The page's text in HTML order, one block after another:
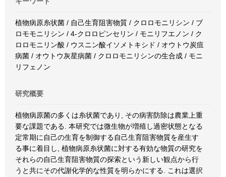
植物病原糸状菌 / 自己生育阻害物質 / クロロモニリシン / ブ
ロモモニリシン / 4-クロロピンセリン / モニリフエノン / ク
ロロモニリン酸 / ウスニン酸イソメトキシド / オウトウ炭疽
病菌 / オウトウ灰星病菌 / クロロモニリシンの生合成 / モニ
リフェノン
研究概要
植物病原菌の多くは糸状菌であり, その病害防除は農業上重
要な課題である. 本研究では微生物が増殖し過密状態となる
定常期に自己の生育を制御する自己生育阻害物質を産生す
る事に着目し, 植物病原糸状菌に対する有効な物質の研究を
それらの自己生育阻害物質の探索という新しい観点から行
うと共にその代謝化学的な性質を明らかにする. これは選択